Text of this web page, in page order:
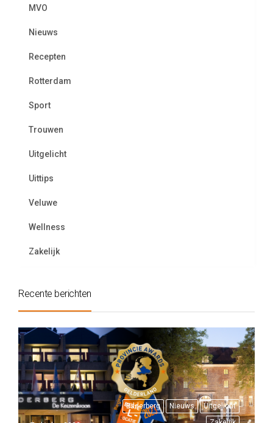
MVO
Nieuws
Recepten
Rotterdam
Sport
Trouwen
Uitgelicht
Uittips
Veluwe
Wellness
Zakelijk
Recente berichten
Bilderberg Nieuws
Uitgelicht